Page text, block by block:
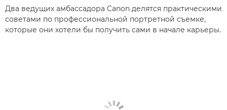
Два ведущих амбассадора Canon делятся практическими
советами по профессиональной портретной съемке,
которые они хотели бы получить сами в начале карьеры.